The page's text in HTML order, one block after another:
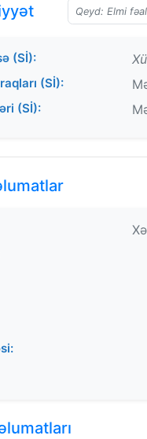
Qeyd: Elmi
(Sİ):
(Sİ):
(Sİ):